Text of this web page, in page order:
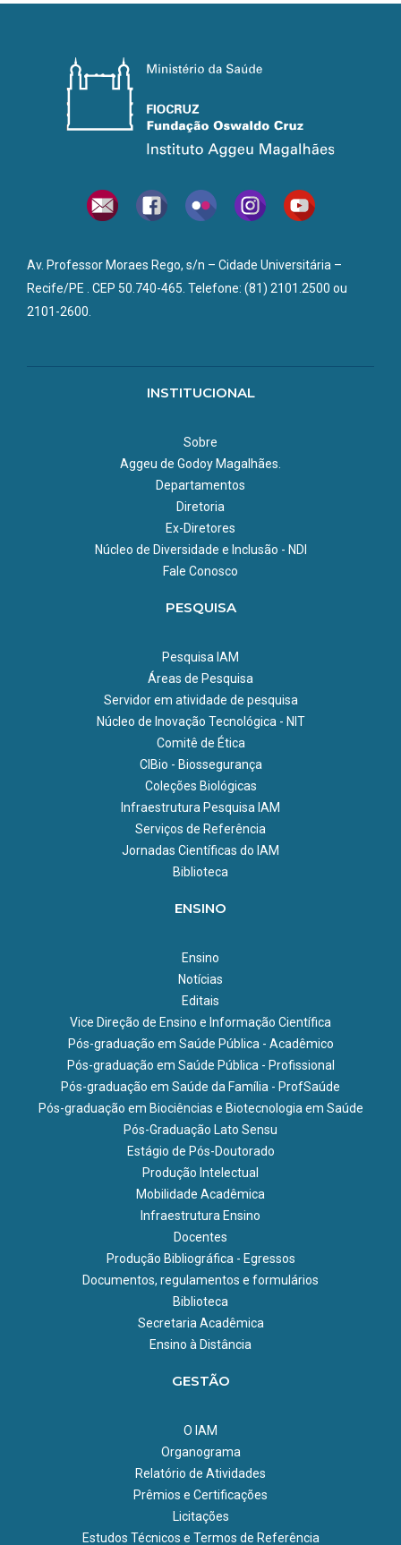
Av. Professor Moraes Rego, s/n – Cidade Universitária –
Recife/PE . CEP 50.740-465. Telefone: (81) 2101.2500 ou
2101-2600.
INSTITUCIONAL
Sobre
Aggeu de Godoy Magalhães.
Departamentos
Diretoria
Ex-Diretores
Núcleo de Diversidade e Inclusão - NDI
Fale Conosco
PESQUISA
Pesquisa IAM
Áreas de Pesquisa
Servidor em atividade de pesquisa
Núcleo de Inovação Tecnológica - NIT
Comitê de Ética
CIBio - Biossegurança
Coleções Biológicas
Infraestrutura Pesquisa IAM
Serviços de Referência
Jornadas Científicas do IAM
Biblioteca
ENSINO
Ensino
Notícias
Editais
Vice Direção de Ensino e Informação Científica
Pós-graduação em Saúde Pública - Acadêmico
Pós-graduação em Saúde Pública - Profissional
Pós-graduação em Saúde da Família - ProfSaúde
Pós-graduação em Biociências e Biotecnologia em Saúde
Pós-Graduação Lato Sensu
Estágio de Pós-Doutorado
Produção Intelectual
Mobilidade Acadêmica
Infraestrutura Ensino
Docentes
Produção Bibliográfica - Egressos
Documentos, regulamentos e formulários
Biblioteca
Secretaria Acadêmica
Ensino à Distância
GESTÃO
O IAM
Organograma
Relatório de Atividades
Prêmios e Certificações
Licitações
Estudos Técnicos e Termos de Referência